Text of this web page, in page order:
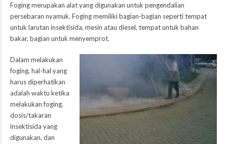
Foging merupakan alat yang digunakan untuk pengendalian
persebaran nyamuk. Foging memiliki bagian-bagian seperti tempat
untuk larutan insektisida, mesin atau diesel, tempat untuk bahan
bakar, bagian untuk menyemprot.
Dalam melakukan
foging, hal-hal yang
harus diperhatikan
adalah waktu ketika
melakukan foging,
dosis/takaran
insektisida yang
digunakan, dan